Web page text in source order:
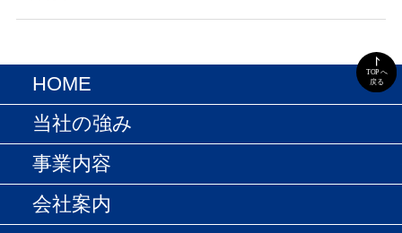
HOME
NEWS
当社の強み
一貫生産体制
加工技術力
事業内容
受託製造事業
会社案内